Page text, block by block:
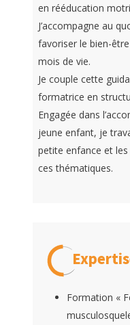
en rééducation
J’accompagne au
favoriser le bien-
mois de vie.
Je couple cette
formatrice en
Engagée dans
jeune enfant, je
petite enfance et
ces thématiques.
Formation «